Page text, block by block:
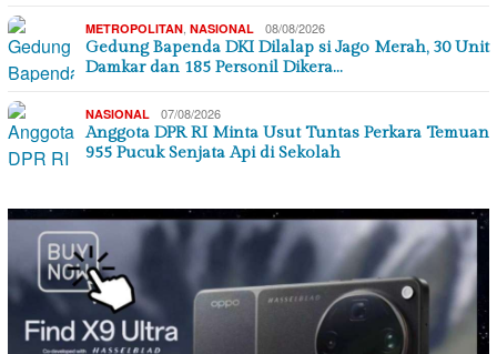
METROPOLITAN NASIONAL 08/08/2026
Gedung Bapenda DKI Dilalap si Jago Merah, 30 Unit
Damkar dan 185 Personil Dikera…
NASIONAL 07/08/2026
Anggota DPR RI Minta Usut Tuntas Perkara Temuan
955 Pucuk Senjata Api di Sekolah